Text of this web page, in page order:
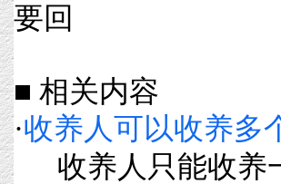
要回
■ 相关内容
·收养人可以收养多
收养人只能收养